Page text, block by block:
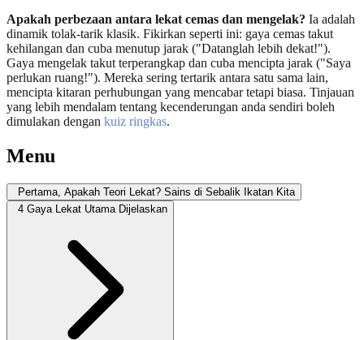
Apakah perbezaan antara lekat cemas dan mengelak? Ia adalah
dinamik tolak-tarik klasik. Fikirkan seperti ini: gaya cemas takut
kehilangan dan cuba menutup jarak ("Datanglah lebih dekat!").
Gaya mengelak takut terperangkap dan cuba mencipta jarak ("Saya
perlukan ruang!"). Mereka sering tertarik antara satu sama lain,
mencipta kitaran perhubungan yang mencabar tetapi biasa. Tinjauan
yang lebih mendalam tentang kecenderungan anda sendiri boleh
dimulakan dengan kuiz ringkas.
Menu
Pertama, Apakah Teori Lekat? Sains di Sebalik Ikatan Kita
4 Gaya Lekat Utama Dijelaskan